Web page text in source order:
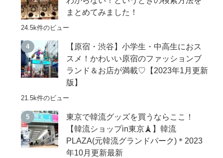
まとめてみました！
24.5k件のビュー
【原宿・渋谷】小学生・中高生におス
スメ！かわいい原宿のファッションブ
ランド＆お店が満載♡【2023年1月更新
版】
21.5k件のビュー
東京で韓流グッズを買うならここ！
【韓流ショップin東京🗼】韓流
PLAZA(元韓流グランドパーク)＊2023
年10月更新最新